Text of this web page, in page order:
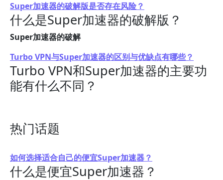
Super加速器的破解版是否存在风险？
什么是Super加速器的破解版？
Super加速器的破解
Turbo VPN与Super加速器的区别与优缺点有哪些？
Turbo VPN和Super加速器的主要功
能有什么不同？
热门话题
如何选择适合自己的便宜Super加速器？
什么是便宜Super加速器？